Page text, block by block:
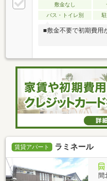
敷金なし
バス・トイレ別
■敷金不要で初期費用
賃貸アパート ラミネール
間